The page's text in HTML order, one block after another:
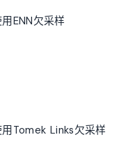
ENN欠采样
Tomek Links欠采样